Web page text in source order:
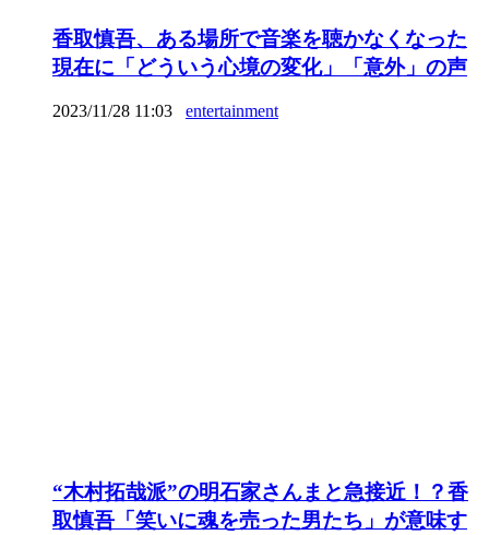
香取慎吾、ある場所で音楽を聴かなくなった
現在に「どういう心境の変化」「意外」の声
2023/11/28 11:03 entertainment
“木村拓哉派”の明石家さんまと急接近！？香
取慎吾「笑いに魂を売った男たち」が意味す